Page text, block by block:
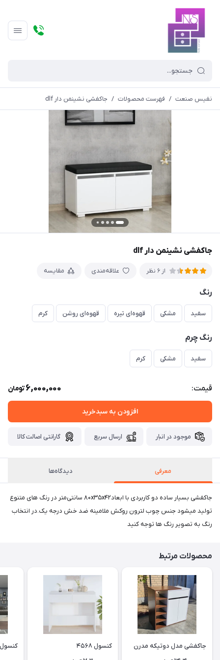
نفیس صنعت / فهرست محصولات / جاکفشی نشینمن دار dlf
جاکفشی نشینمن دار dlf
از 6 نظر علاقه‌مندی مقایسه
رنگ
سفید مشکی قهوه‌ای تیره قهوه‌ای روشن کرم
رنگ چرم
سفید مشکی کرم
قیمت: 6,000,000تومان
افزودن به سبدخرید
موجود در انبار ارسال سریع گارانتی اصالت کالا
معرفی دیدگاه‌ها
جاکفشی بسیار ساده دو کاربردی با ابعاد۸۰x۳۵x۴۲ سانتی‌متر در رنگ های متنوع
تولید میشود جنس چوب لترون روکش ملامینه ضد خش درجه یک.در انتخاب
رنگ به تصویر رنگ ها توجه کنید
محصولات مرتبط
جاکفشی مدل دوتیکه مدرن کنسول ۴۵۶۸ کنسول